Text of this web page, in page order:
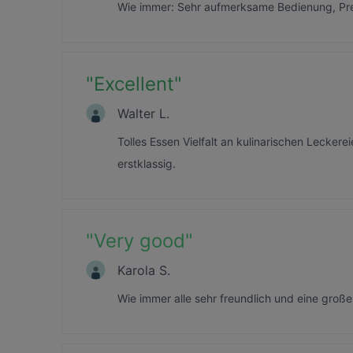
Wie immer: Sehr aufmerksame Bedienung,
"Excellent"
Walter L.
Tolles Essen Vielfalt an kulinarischen
erstklassig.
"Very good"
Karola S.
Wie immer alle sehr freundlich und eine